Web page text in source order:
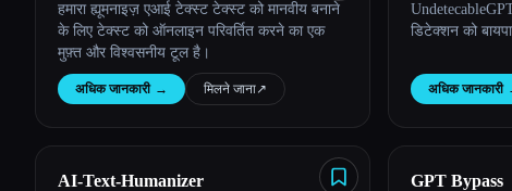
हमारा ह्यूमनाइज़ एआई टेक्स्ट टेक्स्ट को मानवीय बनाने
के लिए टेक्स्ट को ऑनलाइन परिवर्तित करने का एक
मुफ़्त और विश्वसनीय टूल है।
अधिक जानकारी → मिलने जाना↗︎
Detection
Online
डिटेक्शन को
अधिक जानकारी
AI-Text-Humanizer GPT Bypass